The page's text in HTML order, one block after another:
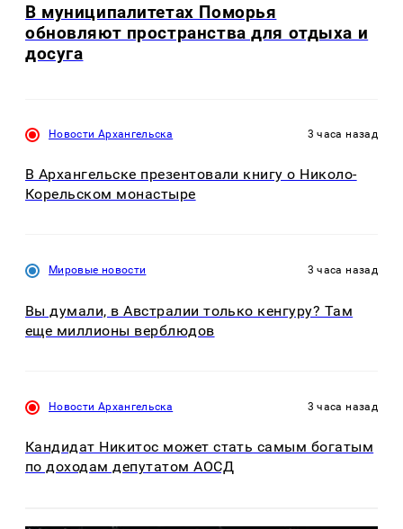
В муниципалитетах Поморья
обновляют пространства для отдыха и
досуга
Новости Архангельска 3 часа назад
В Архангельске презентовали книгу о Николо-
Корельском монастыре
Мировые новости 3 часа назад
Вы думали, в Австралии только кенгуру? Там
еще миллионы верблюдов
Новости Архангельска 3 часа назад
Кандидат Никитос может стать самым богатым
по доходам депутатом АОСД